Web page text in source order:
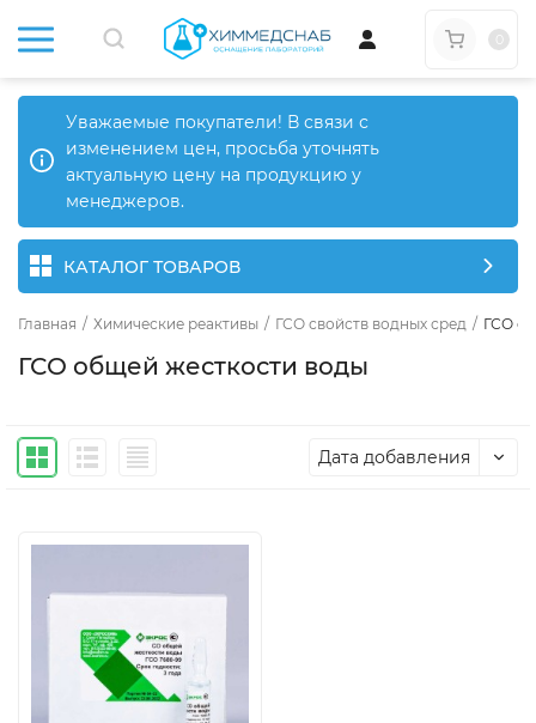
Уважаемые покупатели! В связи с
изменением цен, просьба уточнять
актуальную цену на продукцию у
менеджеров.
КАТАЛОГ ТОВАРОВ
Главная / Химические реактивы / ГСО свойств водных сред / ГСО
ГСО общей жесткости воды
Дата добавления